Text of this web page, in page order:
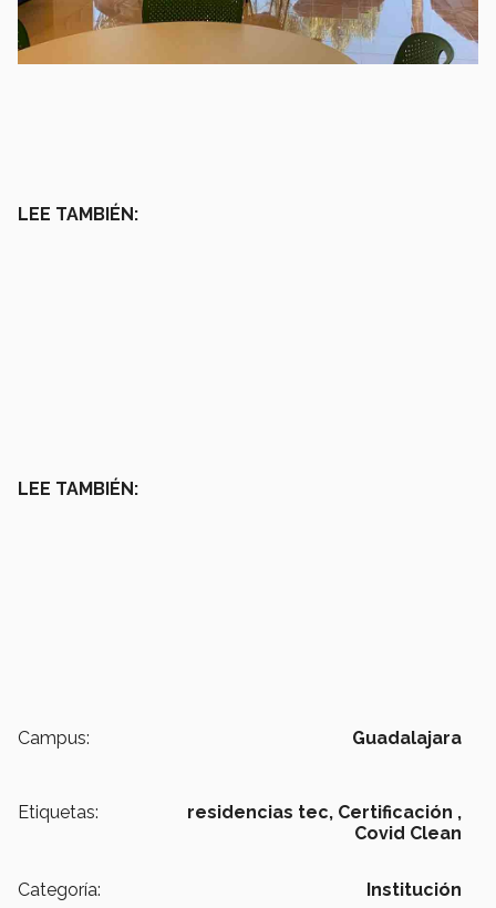
LEE TAMBIÉN:
LEE TAMBIÉN:
Campus: Guadalajara
Etiquetas: residencias tec, Certificación ,
Covid Clean
Categoría: Institución